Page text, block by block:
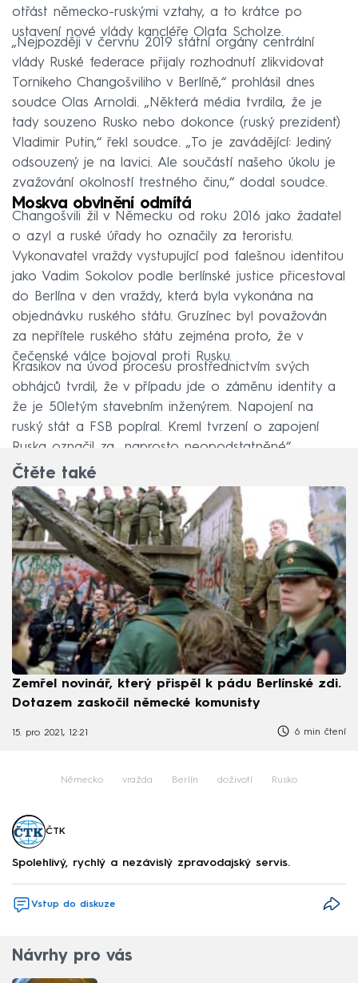
otřást německo-ruskými vztahy, a to krátce po
ustavení nové vlády kancléře Olafa Scholze.
„Nejpozději v červnu 2019 státní orgány centrální
vlády Ruské federace přijaly rozhodnutí zlikvidovat
Tornikeho Changošviliho v Berlíně,“ prohlásil dnes
soudce Olas Arnoldi. „Některá média tvrdila, že je
tady souzeno Rusko nebo dokonce (ruský prezident)
Vladimir Putin,“ řekl soudce. „To je zavádějící: Jediný
odsouzený je na lavici. Ale součástí našeho úkolu je
zvažování okolností trestného činu,“ dodal soudce.
Moskva obvinění odmítá
Changošvili žil v Německu od roku 2016 jako žadatel
o azyl a ruské úřady ho označily za teroristu.
Vykonavatel vraždy vystupující pod falešnou identitou
jako Vadim Sokolov podle berlínské justice přicestoval
do Berlína v den vraždy, která byla vykonána na
objednávku ruského státu. Gruzínec byl považován
za nepřítele ruského státu zejména proto, že v
čečenské válce bojoval proti Rusku.
Krasikov na úvod procesu prostřednictvím svých
obhájců tvrdil, že v případu jde o záměnu identity a
že je 50letým stavebním inženýrem. Napojení na
ruský stát a FSB popíral. Kreml tvrzení o zapojení
Ruska označil za „naprosto neopodstatněné“.
Čtěte také
Zemřel novinář, který přispěl k pádu Berlínské zdi.
Dotazem zaskočil německé komunisty
15. pro 2021, 12:21 6 min čtení
Německo vražda Berlín doživotí Rusko
ČTK
Spolehlivý, rychlý a nezávislý zpravodajský servis.
Vstup do diskuze
Návrhy pro vás